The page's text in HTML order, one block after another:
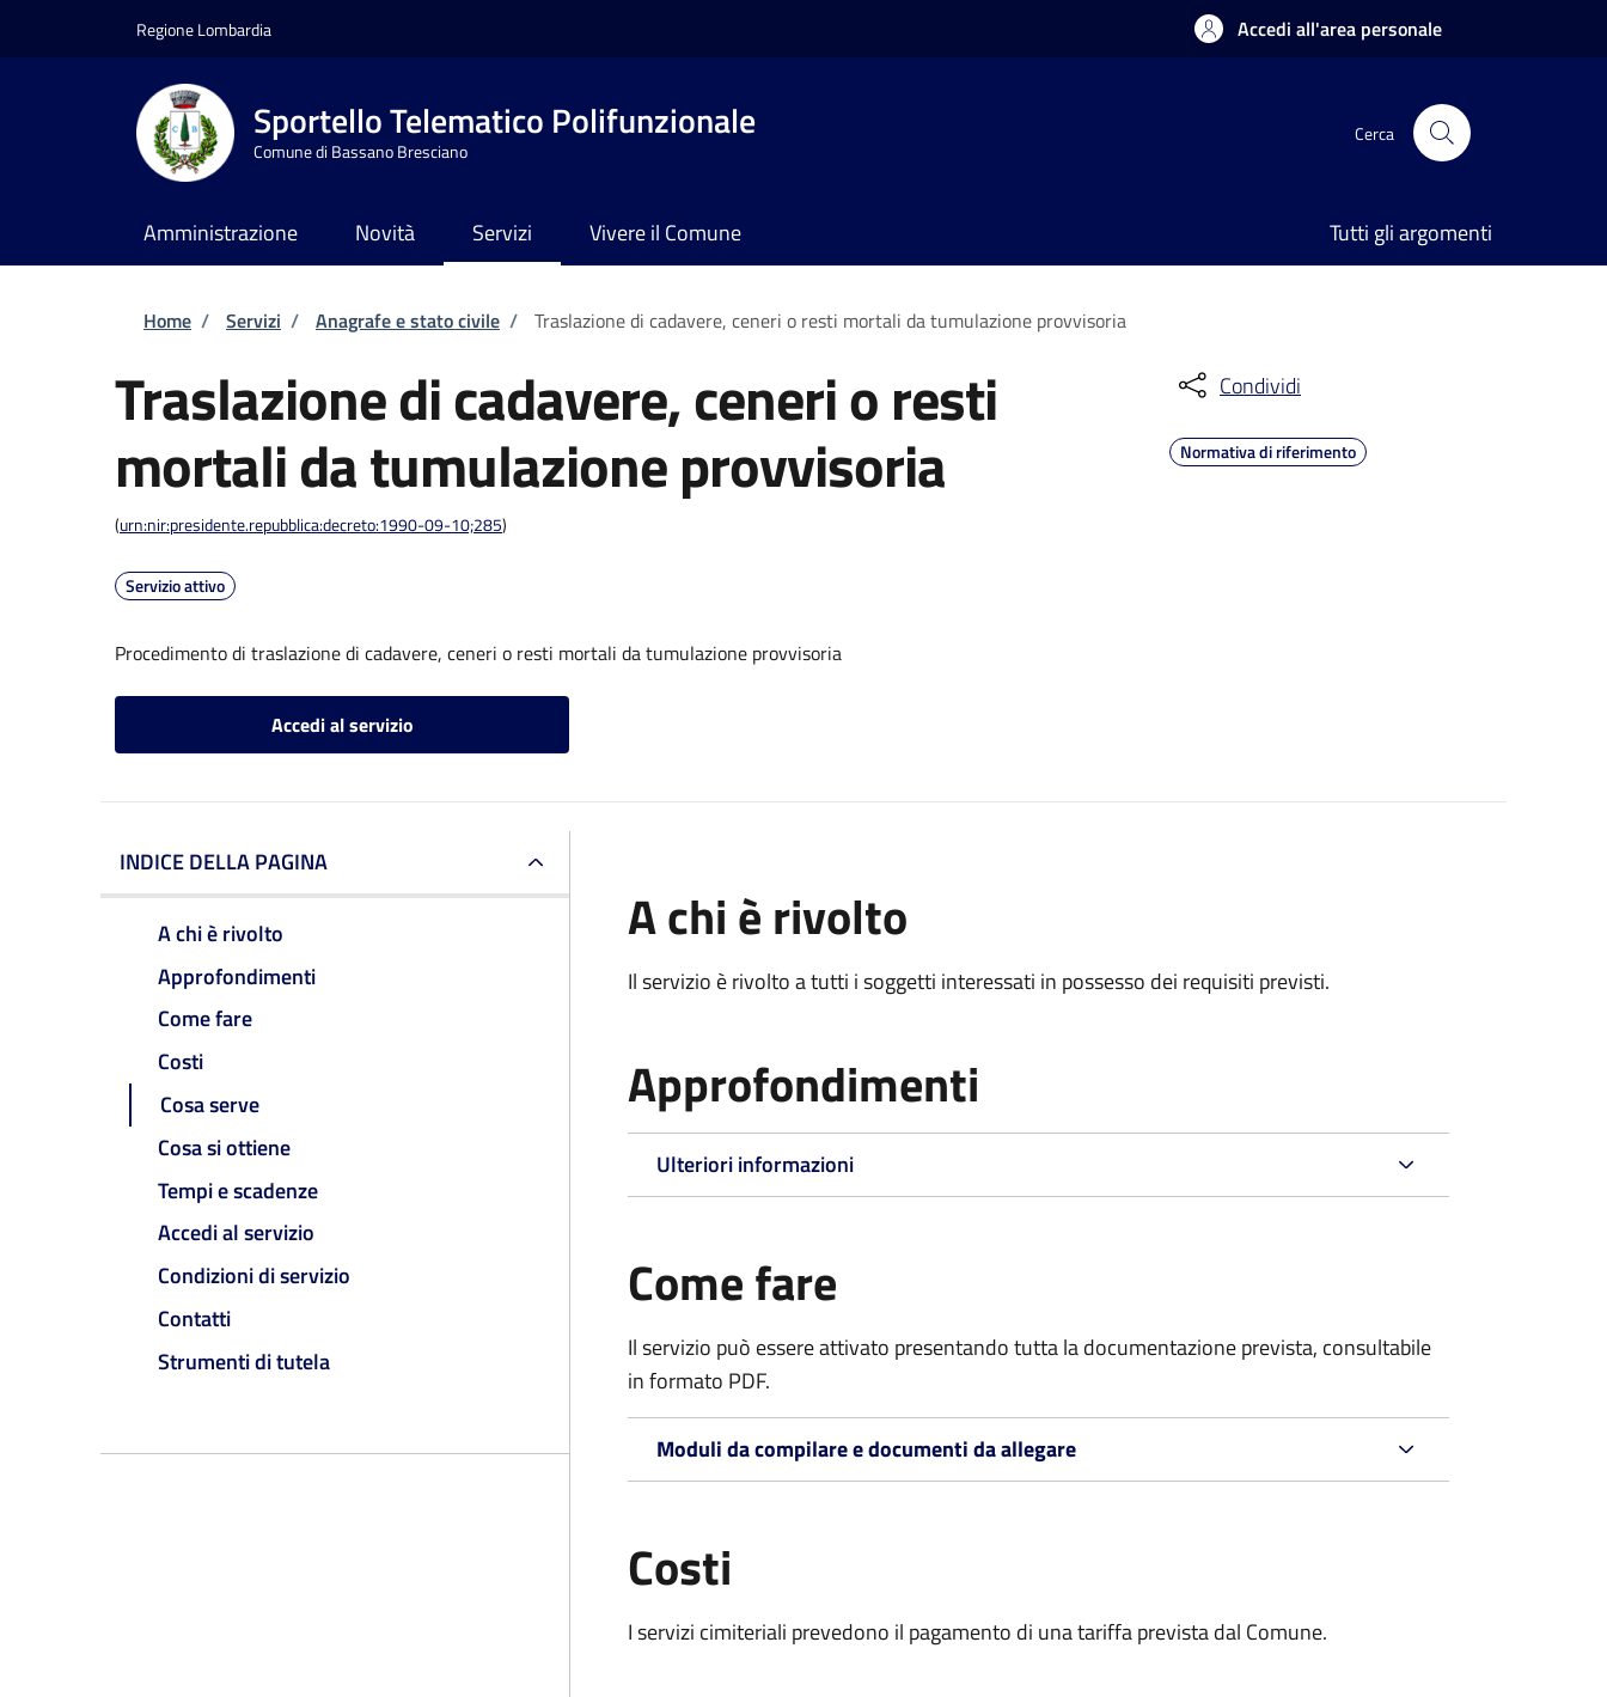
Regione Lombardia Accedi all'area personale
Sportello Telematico Polifunzionale
Comune di Bassano Bresciano
Cerca
Amministrazione Novità Servizi Vivere il Comune Tutti gli argomenti
Briciole di pane
Home / Servizi / Anagrafe e stato civile / Traslazione di cadavere, ceneri o resti mortali da tumulazione provvisoria
Traslazione di cadavere, ceneri o resti
mortali da tumulazione provvisoria
(urn:nir:presidente.repubblica:decreto:1990-09-10;285)
Servizio attivo
Procedimento di traslazione di cadavere, ceneri o resti mortali da tumulazione provvisoria
Accedi al servizio
Condividi
Normativa di riferimento
INDICE DELLA PAGINA
A chi è rivolto
Approfondimenti
Come fare
Costi
Cosa serve
Cosa si ottiene
Tempi e scadenze
Accedi al servizio
Condizioni di servizio
Contatti
Strumenti di tutela
A chi è rivolto
Il servizio è rivolto a tutti i soggetti interessati in possesso dei requisiti previsti.
Approfondimenti
Ulteriori informazioni
Come fare
Il servizio può essere attivato presentando tutta la documentazione prevista, consultabile
in formato PDF.
Moduli da compilare e documenti da allegare
Costi
I servizi cimiteriali prevedono il pagamento di una tariffa prevista dal Comune.